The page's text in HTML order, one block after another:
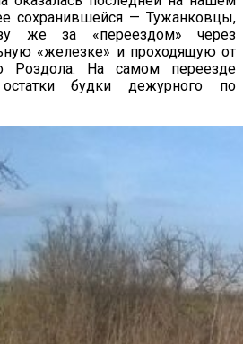
сохранившейся — Тужанковцы,
же за «переездом» через
«железке» и проходящую от
Роздола. На самом переезде
будки дежурного по